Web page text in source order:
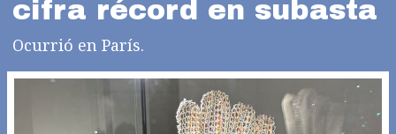
cifra récord en subasta
Ocurrió en París.